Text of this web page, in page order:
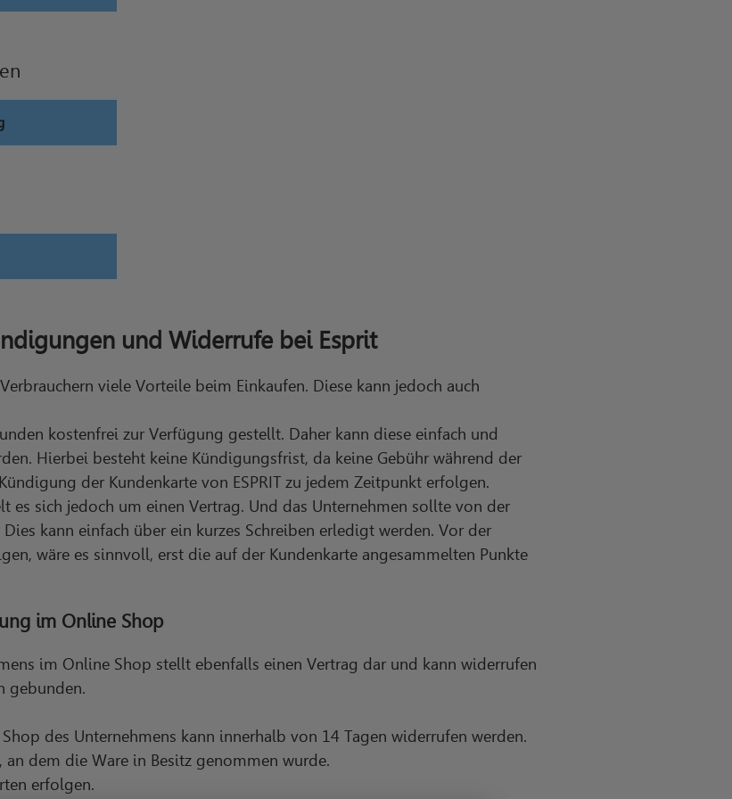
und Widerrufe bei Esprit
viele Vorteile beim Einkaufen. Diese kann jedoch auch
kostenfrei zur Verfügung gestellt. Daher kann diese einfach und
Hierbei besteht keine Kündigungsfrist, da keine Gebühr während der
der Kundenkarte von ESPRIT zu jedem Zeitpunkt erfolgen.
es sich jedoch um einen Vertrag. Und das Unternehmen sollte von der
kann einfach über ein kurzes Schreiben erledigt werden. Vor der
wäre es sinnvoll, erst die auf der Kundenkarte angesammelten Punkte
im Online Shop
im Online Shop stellt ebenfalls einen Vertrag dar und kann widerrufen
gebunden.
des Unternehmens kann innerhalb von 14 Tagen widerrufen werden.
dem die Ware in Besitz genommen wurde.
erfolgen.